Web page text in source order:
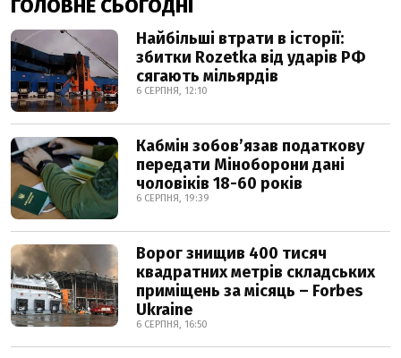
ГОЛОВНЕ СЬОГОДНІ
Найбільші втрати в історії:
збитки Rozetka від ударів РФ
сягають мільярдів
6 СЕРПНЯ, 12:10
Кабмін зобовʼязав податкову
передати Міноборони дані
чоловіків 18-60 років
6 СЕРПНЯ, 19:39
Ворог знищив 400 тисяч
квадратних метрів складських
приміщень за місяць – Forbes
Ukraine
6 СЕРПНЯ, 16:50